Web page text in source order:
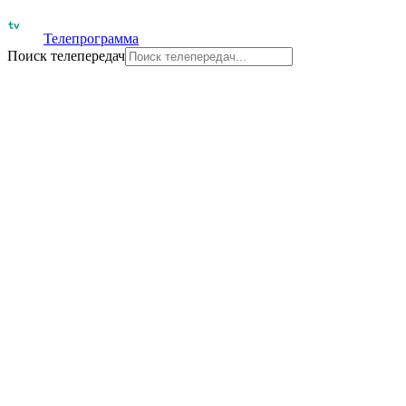
Телепрограмма
Поиск телепередач